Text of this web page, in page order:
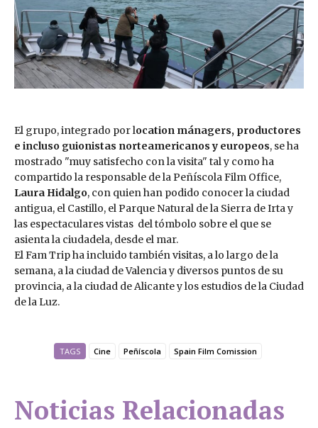
El grupo, integrado por location mánagers, productores
e incluso guionistas norteamericanos y europeos, se ha
mostrado "muy satisfecho con la visita" tal y como ha
compartido la responsable de la Peñíscola Film Office,
Laura Hidalgo, con quien han podido conocer la ciudad
antigua, el Castillo, el Parque Natural de la Sierra de Irta y
las espectaculares vistas del tómbolo sobre el que se
asienta la ciudadela, desde el mar.
El Fam Trip ha incluido también visitas, a lo largo de la
semana, a la ciudad de Valencia y diversos puntos de su
provincia, a la ciudad de Alicante y los estudios de la Ciudad
de la Luz.
TAGS Cine Peñíscola Spain Film Comission
Noticias Relacionadas